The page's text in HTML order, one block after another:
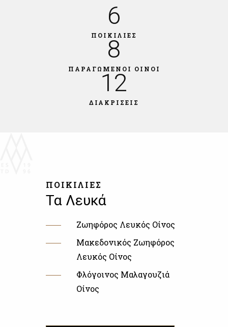
ΠΟΙΚΙΛΙΕΣ
Τα Λευκά
Ζωηφόρος Λευκός Οίνος
Μακεδονικός Ζωηφόρος
Λευκός Οίνος
Φλόγοινος Μαλαγουζιά
Οίνος
6
ΠΟΙΚΙΛΙΕΣ
8
ΠΑΡΑΓΩΜΕΝΟΙ ΟΙΝΟΙ
12
ΔΙΑΚΡΙΣΕΙΣ